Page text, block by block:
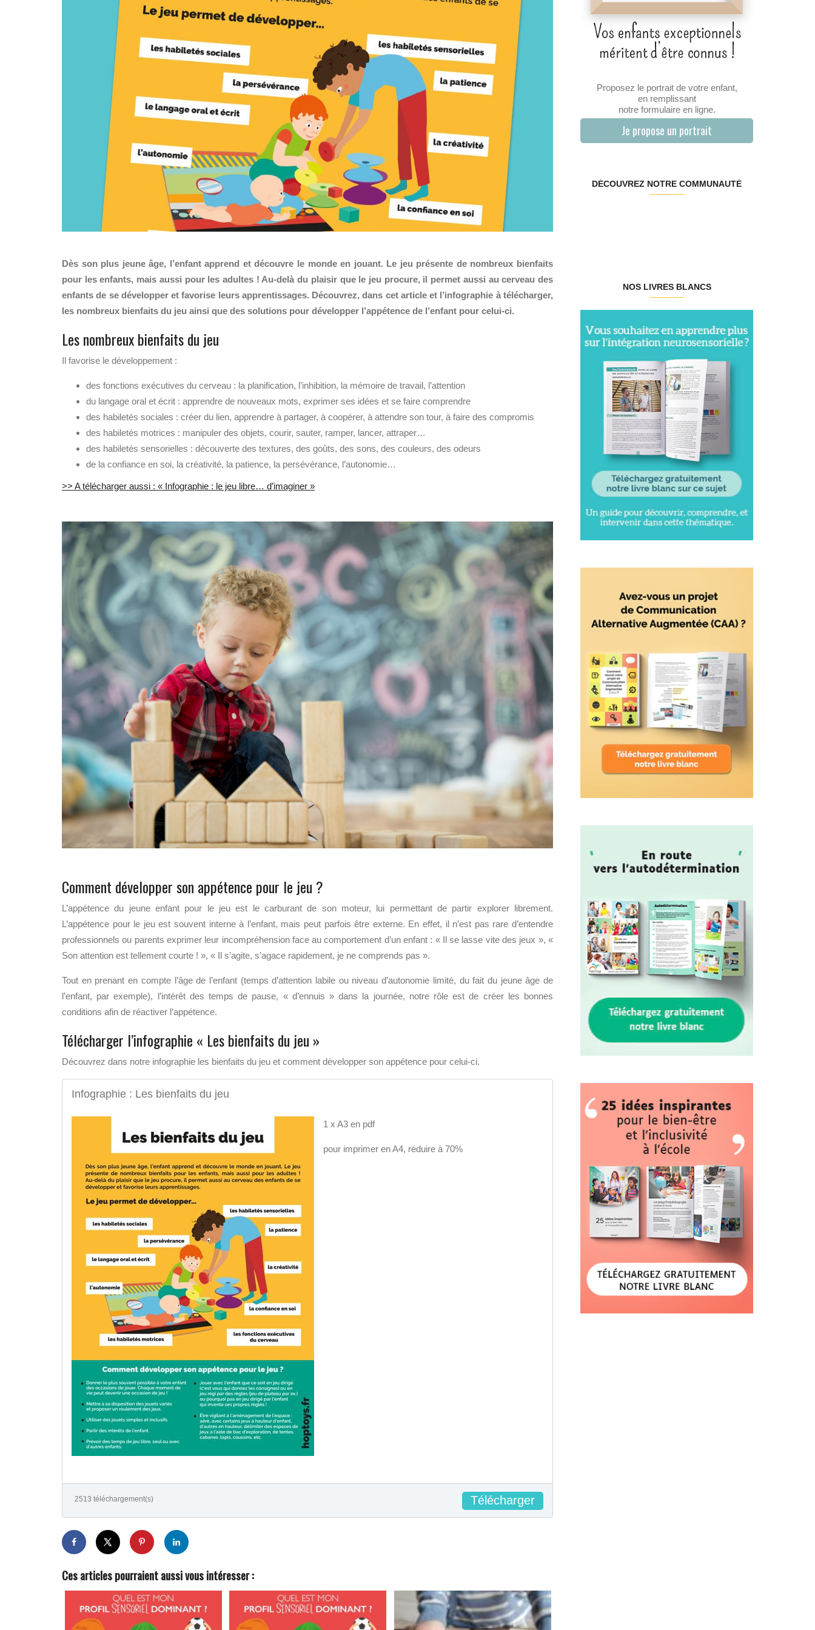
Dès son plus jeune âge, l’enfant apprend et découvre le monde en jouant. Le jeu présente de nombreux bienfaits
pour les enfants, mais aussi pour les adultes ! Au-delà du plaisir que le jeu procure, il permet aussi au cerveau des
enfants de se développer et favorise leurs apprentissages. Découvrez, dans cet article et l’infographie à télécharger,
les nombreux bienfaits du jeu ainsi que des solutions pour développer l’appétence de l’enfant pour celui-ci.
Les nombreux bienfaits du jeu
Il favorise le développement :
des fonctions exécutives du cerveau : la planification, l’inhibition, la mémoire de travail, l’attention
du langage oral et écrit : apprendre de nouveaux mots, exprimer ses idées et se faire comprendre
des habiletés sociales : créer du lien, apprendre à partager, à coopérer, à attendre son tour, à faire des compromis
des habiletés motrices : manipuler des objets, courir, sauter, ramper, lancer, attraper…
des habiletés sensorielles : découverte des textures, des goûts, des sons, des couleurs, des odeurs
de la confiance en soi, la créativité, la patience, la persévérance, l’autonomie…
>> A télécharger aussi : « Infographie : le jeu libre… d’imaginer »
Comment développer son appétence pour le jeu ?
L’appétence du jeune enfant pour le jeu est le carburant de son moteur, lui permettant de partir explorer librement.
L’appétence pour le jeu est souvent interne à l’enfant, mais peut parfois être externe. En effet, il n’est pas rare d’entendre
professionnels ou parents exprimer leur incompréhension face au comportement d’un enfant : « Il se lasse vite des jeux », «
Son attention est tellement courte ! », « Il s’agite, s’agace rapidement, je ne comprends pas ».
Tout en prenant en compte l’âge de l’enfant (temps d’attention labile ou niveau d’autonomie limité, du fait du jeune âge de
l’enfant, par exemple), l’intérêt des temps de pause, « d’ennuis » dans la journée, notre rôle est de créer les bonnes
conditions afin de réactiver l’appétence.
Télécharger l’infographie « Les bienfaits du jeu »
Découvrez dans notre infographie les bienfaits du jeu et comment développer son appétence pour celui-ci.
Infographie : Les bienfaits du jeu
1 x A3 en pdf
pour imprimer en A4, réduire à 70%
2513 téléchargement(s) Télécharger
Ces articles pourraient aussi vous intéresser :
Proposez le portrait de votre enfant,
en remplissant
notre formulaire en ligne.
Je propose un portrait
DÉCOUVREZ NOTRE COMMUNAUTÉ
NOS LIVRES BLANCS